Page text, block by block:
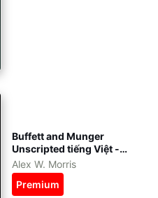
Buffett and Munger
Unscripted tiếng Việt -
eBook: pdf, epub, azw3 -
kèm file gốc tiếng Anh
Alex W. Morris
Premium